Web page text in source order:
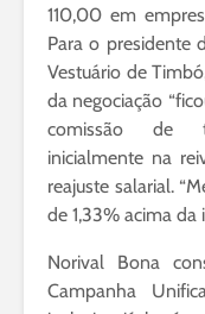
110,00 em
Para o presidente
Vestuário de
da negociação
comissão de
inicialmente na
reajuste salarial.
de 1,33% acima da
Norival Bona
Campanha